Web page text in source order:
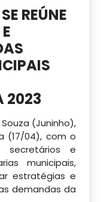
REÚNE
2023
(Juninho),
(17/04), com o
secretários e
municipais,
estratégias e
demandas da